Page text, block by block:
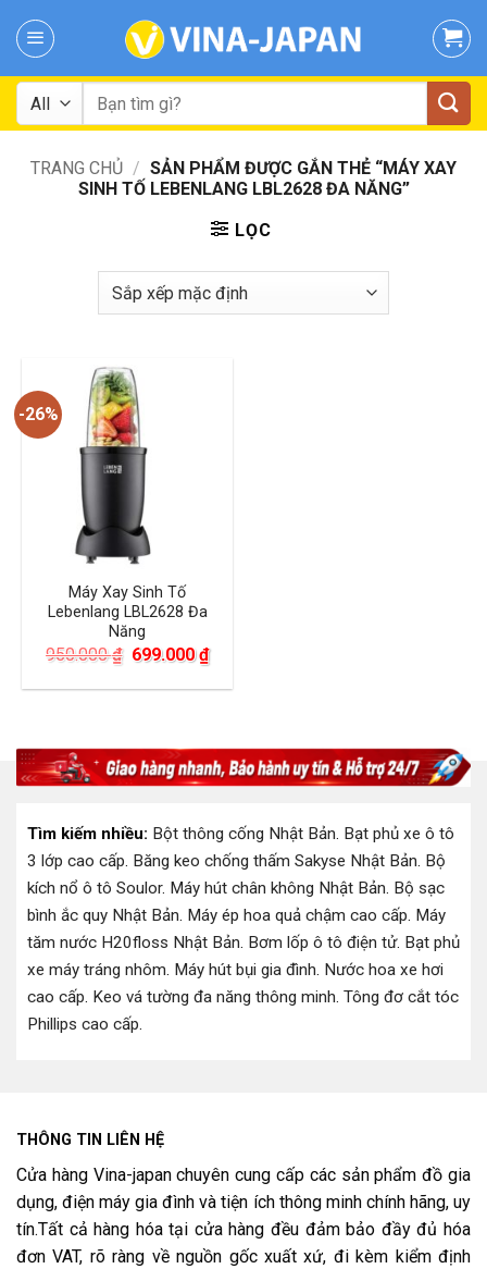
Tìm
kiếm:
TRANG CHỦ / SẢN PHẨM ĐƯỢC GẮN THẺ “MÁY XAY
SINH TỐ LEBENLANG LBL2628 ĐA NĂNG”
LỌC
-26%
Máy Xay Sinh Tố
Lebenlang LBL2628 Đa
Năng
950.000₫ Giá
là:
699.000₫Giá
hiện
tại
Tìm kiếm nhiều: Bột thông cống Nhật Bản. Bạt phủ xe ô tô
3 lớp cao cấp. Băng keo chống thấm Sakyse Nhật Bản. Bộ
kích nổ ô tô Soulor. Máy hút chân không Nhật Bản. Bộ sạc
bình ắc quy Nhật Bản. Máy ép hoa quả chậm cao cấp. Máy
tăm nước H20floss Nhật Bản. Bơm lốp ô tô điện tử. Bạt phủ
xe máy tráng nhôm. Máy hút bụi gia đình. Nước hoa xe hơi
cao cấp. Keo vá tường đa năng thông minh. Tông đơ cắt tóc
Phillips cao cấp.
THÔNG TIN LIÊN HỆ
Cửa hàng Vina-japan chuyên cung cấp các sản phẩm đồ gia
dụng, điện máy gia đình và tiện ích thông minh chính hãng, uy
tín.Tất cả hàng hóa tại cửa hàng đều đảm bảo đầy đủ hóa
đơn VAT, rõ ràng về nguồn gốc xuất xứ, đi kèm kiểm định